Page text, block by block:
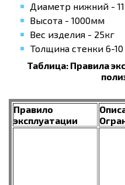
Диаметр нижний -
Высота - 1000мм
Вес изделия - 25кг
Толщина стенки 6-
Таблица: Правила
Правило
эксплуатации